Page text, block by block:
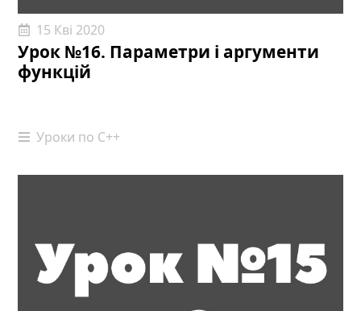
Урок №16. Параметри і аргументи
функцій
15 Кві 2020
Уроки по С++